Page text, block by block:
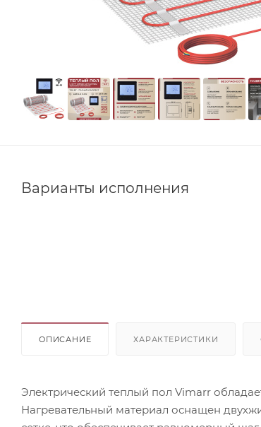
Варианты исполнения
ОПИСАНИЕ ХАРАКТЕРИСТИКИ
Электрический теплый пол Vimarr
Нагревательный материал оснащен